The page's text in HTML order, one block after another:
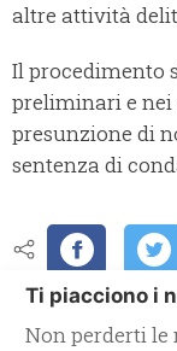
altre attività
Il procedimento
preliminari e
presunzione di
sentenza di
Ti piacciono i
Non perderti